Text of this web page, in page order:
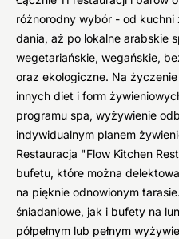
różnorodny wybór - od
dania, aż po lokalne arabskie
wegetariańskie, wegańskie,
oraz ekologiczne. Na
innych diet i form
programu spa, wyżywienie
indywidualnym planem
Restauracja "Flow Kitchen
bufetu, które można
na pięknie odnowionym
śniadaniowe, jak i bufety na
półpełnym lub pełnym